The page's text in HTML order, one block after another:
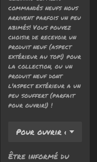
commandés neufs nous
arrivent parfois un peu
abimés! Vous pouvez
choisir de recevoir un
produit neuf (aspect
extérieur au top!) pour
la collection, ou un
produit neuf dont
l'aspect extérieur a un
peu souffert (parfait
pour ouvrir!) !
Être informé du